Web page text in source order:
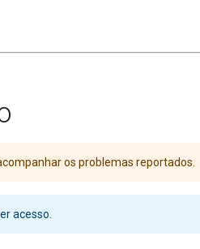
os problemas reportados.
acesso.